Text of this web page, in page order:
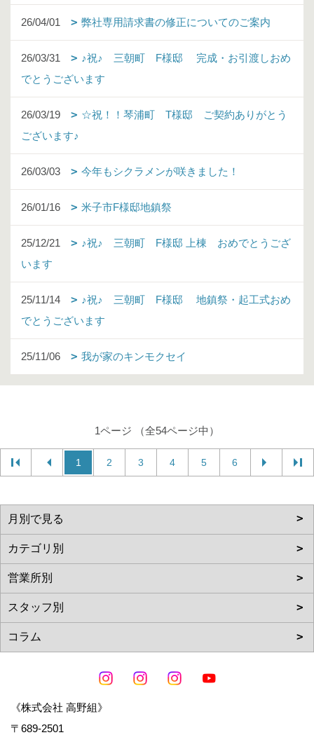
26/04/01 弊社専用請求書の修正についてのご案内
26/03/31
♪祝♪ 三朝町 F様邸 完成・お引渡しおめ
でとうございます
26/03/19
☆祝！！琴浦町 T様邸 ご契約ありがとう
ございます♪
26/03/03 今年もシクラメンが咲きました！
26/01/16 米子市F様邸地鎮祭
25/12/21
♪祝♪ 三朝町 F様邸 上棟 おめでとうござ
います
25/11/14
♪祝♪ 三朝町 F様邸 地鎮祭・起工式おめ
でとうございます
25/11/06 我が家のキンモクセイ
1ページ （全54ページ中）
1 2 3 4 5 6
《株式会社 高野組》
〒689-2501